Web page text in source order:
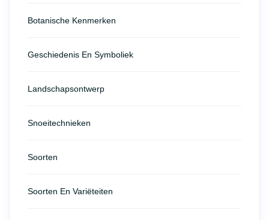
Botanische Kenmerken
Geschiedenis En Symboliek
Landschapsontwerp
Snoeitechnieken
Soorten
Soorten En Variëteiten